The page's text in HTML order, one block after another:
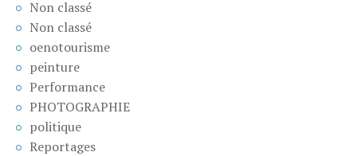
Non classé
Non classé
oenotourisme
peinture
Performance
PHOTOGRAPHIE
politique
Reportages